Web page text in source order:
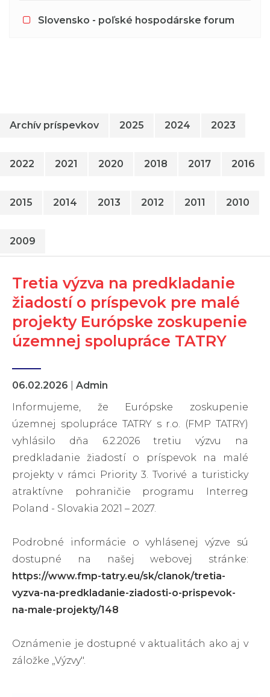
Slovensko - poľské hospodárske forum
Archív príspevkov 2025 2024 2023
2022 2021 2020 2018 2017 2016
2015 2014 2013 2012 2011 2010
2009
Tretia výzva na predkladanie
žiadostí o príspevok pre malé
projekty Európske zoskupenie
územnej spolupráce TATRY
06.02.2026
Admin
Informujeme, že Európske zoskupenie
územnej spolupráce TATRY s r.o. (FMP TATRY)
vyhlásilo dňa 6.2.2026 tretiu výzvu na
predkladanie žiadostí o príspevok na malé
projekty v rámci Priority 3. Tvorivé a turisticky
atraktívne pohraničie programu Interreg
Poland - Slovakia 2021 – 2027.
Podrobné informácie o vyhlásenej výzve sú
dostupné na našej webovej stránke:
https://www.fmp-tatry.eu/sk/clanok/tretia-
vyzva-na-predkladanie-ziadosti-o-prispevok-
na-male-projekty/148
Oznámenie je dostupné v aktualitách ako aj v
záložke „Výzvy".